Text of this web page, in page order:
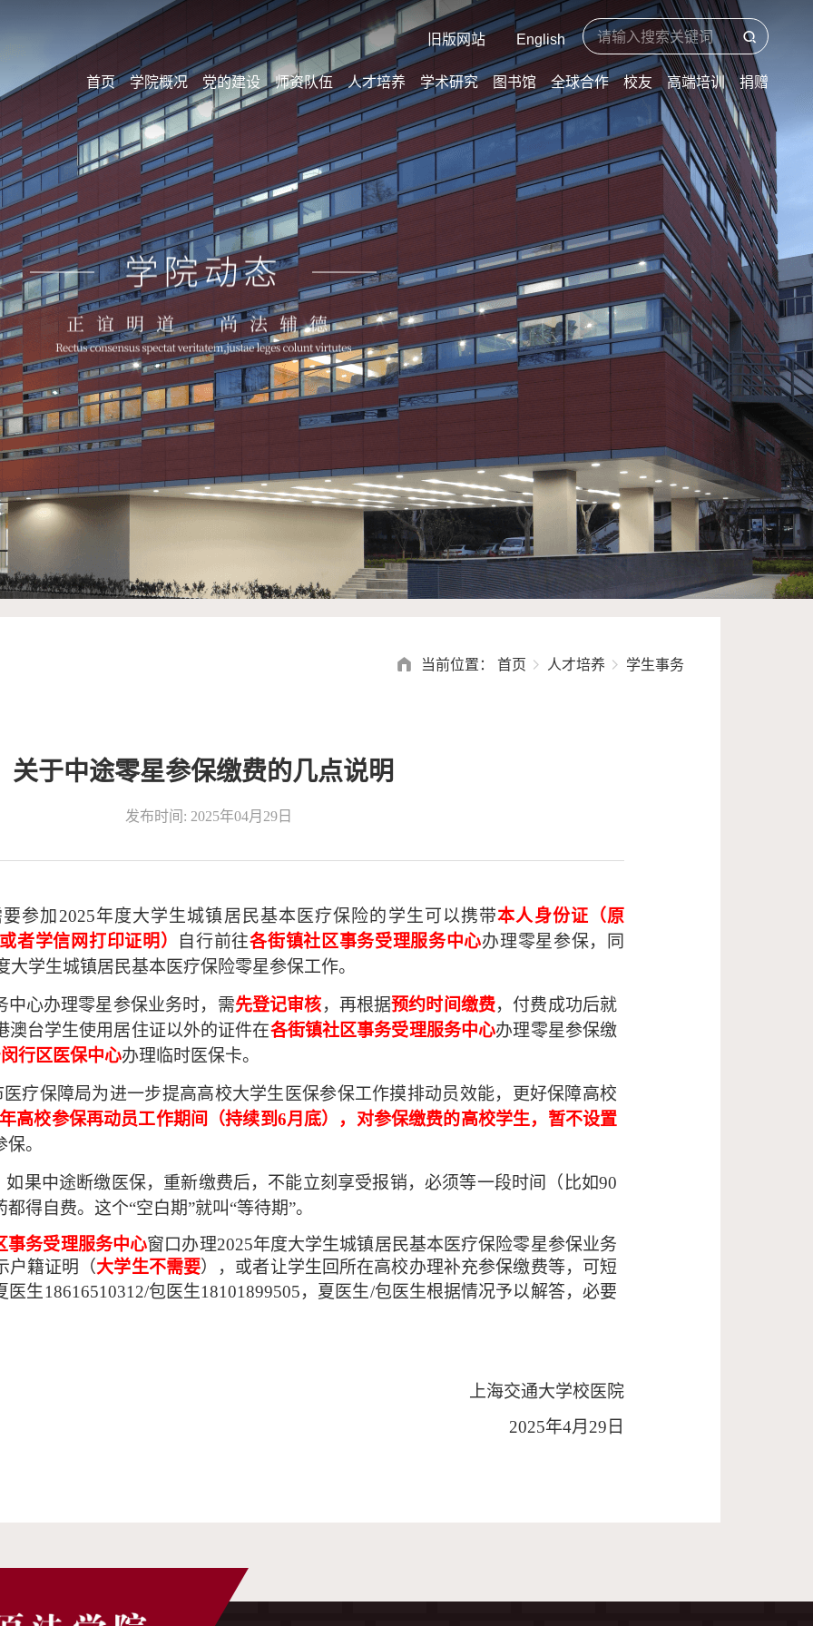
旧版网站 English
首页 学院概况 党的建设 师资队伍 人才培养 学术研究 图书馆 全球合作 校友 高端培训 捐赠
当前位置： 首页 人才培养 学生事务
关于中途零星参保缴费的几点说明
发布时间: 2025年04月29日
参加 2025年度大学生城镇居民基本医疗保险的学生可以携带本人身份证（原
者学信网打印证明）
自行前往各街镇社区事务受理服务中心办理零星参保，同
大学生城镇居民基本医疗保险零星参保工作。
中心办理零星参保业务时，需先登记审核，再根据预约时间缴费，付费成功后就
澳台学生使用居住证以外的证件在各街镇社区事务受理服务中心办理零星参保缴
行区医保中心办理临时医保卡。
疗保障局为进一步提高高校大学生医保参保工作摸排动员效能，更好保障高校
高校参保再动员工作期间（持续到6月底），对参保缴费的高校学生，暂不设置
。
如果中途断缴医保，重新缴费后，不能立刻享受报销，必须等一段时间（比如90
得自费。这个“空白期”就叫“等待期”。
事务受理服务中心窗口办理2025年度大学生城镇居民基本医疗保险零星参保业务
户籍证明（大学生不需要），或者让学生回所在高校办理补充参保缴费等，可短
医生18616510312/包医生18101899505，夏医生/包医生根据情况予以解答，必要
上海交通大学校医院
2025年4月29日